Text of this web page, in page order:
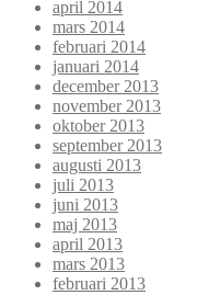
april 2014
mars 2014
februari 2014
januari 2014
december 2013
november 2013
oktober 2013
september 2013
augusti 2013
juli 2013
juni 2013
maj 2013
april 2013
mars 2013
februari 2013